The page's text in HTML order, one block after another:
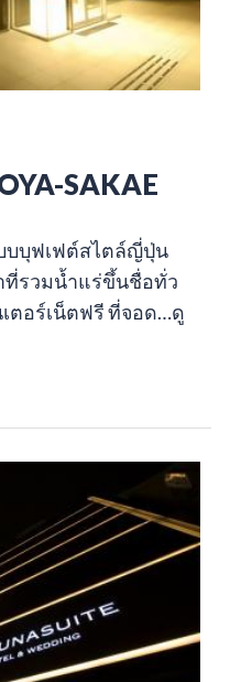
SAKAE
บบุฟเฟต์สไตล์ญี่ปุ่น
ที่รวมน้ำแร่ขึ้นชื่อทั่ว
ตอร์เน็ตฟรี ที่จอด…ดู